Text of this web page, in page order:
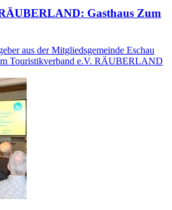
Gasthaus Zum
aus der Mitgliedsgemeinde Eschau
Touristikverband e.V. RÄUBERLAND